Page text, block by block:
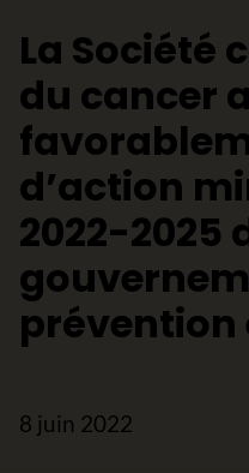
La Société
du cancer
d’action
2022-2025
prévention
8 juin 2022